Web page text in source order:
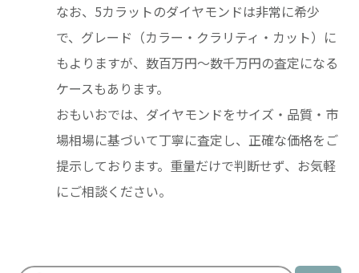
なお、5カラットのダイヤモンドは非常に希少
で、グレード（カラー・クラリティ・カット）に
もよりますが、数百万円〜数千万円の査定になる
ケースもあります。
おもいおでは、ダイヤモンドをサイズ・品質・市
場相場に基づいて丁寧に査定し、正確な価格をご
提示しております。重量だけで判断せず、お気軽
にご相談ください。